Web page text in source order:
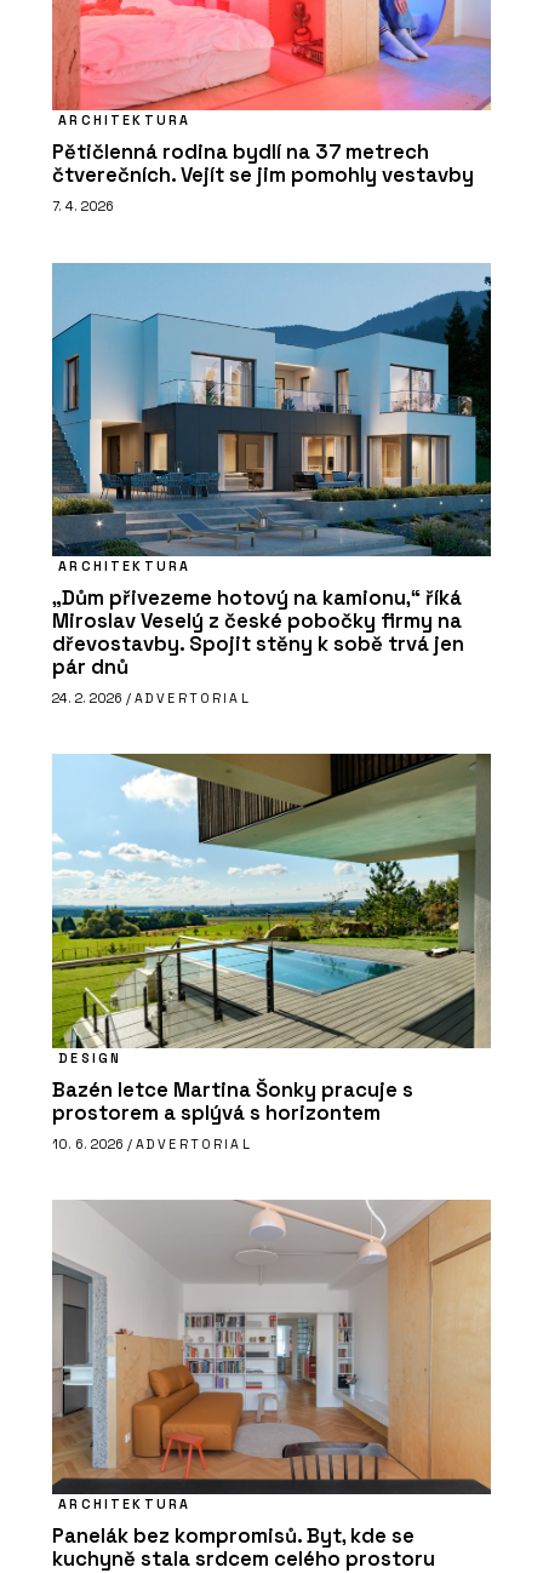
ARCHITEKTURA
Pětičlenná rodina bydlí na 37 metrech
čtverečních. Vejít se jim pomohly vestavby
7. 4. 2026
ARCHITEKTURA
„Dům přivezeme hotový na kamionu,“ říká
Miroslav Veselý z české pobočky firmy na
dřevostavby. Spojit stěny k sobě trvá jen
pár dnů
24. 2. 2026 / ADVERTORIAL
DESIGN
Bazén letce Martina Šonky pracuje s
prostorem a splývá s horizontem
10. 6. 2026 / ADVERTORIAL
ARCHITEKTURA
Panelák bez kompromisů. Byt, kde se
kuchyně stala srdcem celého prostoru